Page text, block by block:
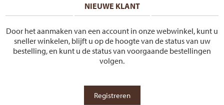
NIEUWE KLANT
Door het aanmaken van een account in onze webwinkel, kunt u
sneller winkelen, blijft u op de hoogte van de status van uw
bestelling, en kunt u de status van voorgaande bestellingen
volgen.